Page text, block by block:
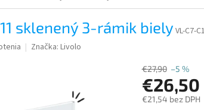
11 sklenený 3-rámik biely VL-C7-
Značka: Livolo
€27,90 –5 %
€26,50
€21,54 bez DPH